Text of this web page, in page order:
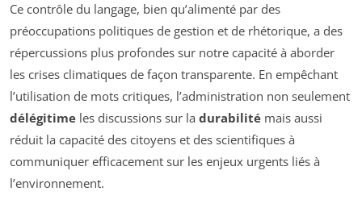
Ce contrôle du langage, bien qu’alimenté par des
préoccupations politiques de gestion et de rhétorique, a des
répercussions plus profondes sur notre capacité à aborder
les crises climatiques de façon transparente. En empêchant
l’utilisation de mots critiques, l’administration non seulement
délégitime les discussions sur la durabilité mais aussi
réduit la capacité des citoyens et des scientifiques à
communiquer efficacement sur les enjeux urgents liés à
l’environnement.